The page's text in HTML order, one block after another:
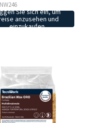
Sie sich ein, um
anzusehen und
einzukaufen